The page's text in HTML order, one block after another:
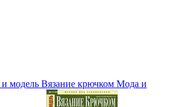
модель Вязание крючком Мода и